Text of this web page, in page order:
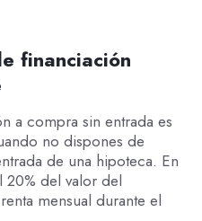
financiación
a compra sin entrada es
no dispones de
de una hipoteca. En
del valor del
mensual durante el